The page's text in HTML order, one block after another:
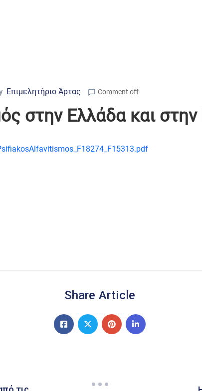
Επιμελητήριο Άρτας Comment off
στην Ελλάδα και
Share Article